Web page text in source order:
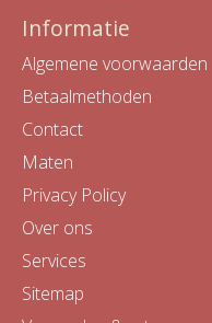
Informatie
Algemene voorwaarden
Betaalmethoden
Contact
Maten
Privacy Policy
Over ons
Services
Sitemap